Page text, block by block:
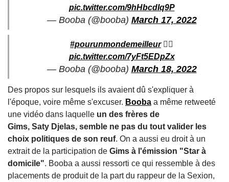
pic.twitter.com/9hHbcdIq9P
— Booba (@booba) March 17, 2022
#pourunmondemeilleur🏴‍☠️
pic.twitter.com/7yFt5EDpZx
— Booba (@booba) March 18, 2022
Des propos sur lesquels ils avaient dû s'expliquer à
l'époque, voire même s'excuser. Booba a même retweeté
une vidéo dans laquelle un des frères de
Gims, Saty Djelas, semble ne pas du tout valider les
choix politiques de son reuf. On a aussi eu droit à un
extrait de la participation de Gims à l'émission "Star à
domicile". Booba a aussi ressorti ce qui ressemble à des
placements de produit de la part du rappeur de la Sexion,